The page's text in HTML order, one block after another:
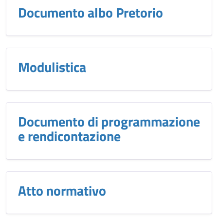
Documento albo Pretorio
Modulistica
Documento di programmazione
e rendicontazione
Atto normativo